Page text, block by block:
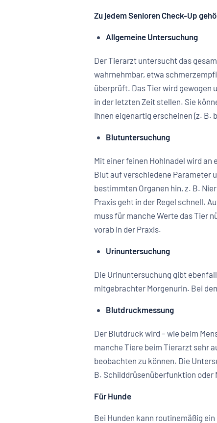
Zu jedem Senioren Check-Up
Allgemeine Untersuchung
Der Tierarzt untersucht das
wahrnehmbar, etwa
überprüft. Das Tier wird gewogen
in der letzten Zeit stellen. Sie
Ihnen eigenartig erscheinen (z. B.
Blutuntersuchung
Mit einer feinen Hohlnadel wird
Blut auf verschiedene Parameter
bestimmten Organen hin, z. B.
Praxis geht in der Regel schnell.
muss für manche Werte das Tier
vorab in der Praxis.
Urinuntersuchung
Die Urinuntersuchung gibt
mitgebrachter Morgenurin. Bei
Blutdruckmessung
Der Blutdruck wird – wie beim
manche Tiere beim Tierarzt sehr
beobachten zu können. Die
B. Schilddrüsenüberfunktion oder
Für Hunde
Bei Hunden kann routinemäßig ein